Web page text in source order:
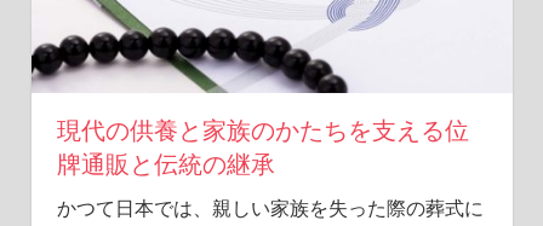
現代の供養と家族のかたちを支える位
牌通販と伝統の継承
かつて日本では、親しい家族を失った際の葬式に